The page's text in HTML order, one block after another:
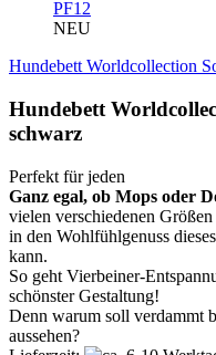
PF12
NEU
Hundebett Worldcollection
Hundebett
schwarz
Perfekt für jeden
Ganz egal, ob Mops oder
vielen verschiedenen
in den Wohlfühlgenuss
kann.
So geht Vierbeiner-
schönster Gestaltung!
Denn warum soll verdammt
aussehen?